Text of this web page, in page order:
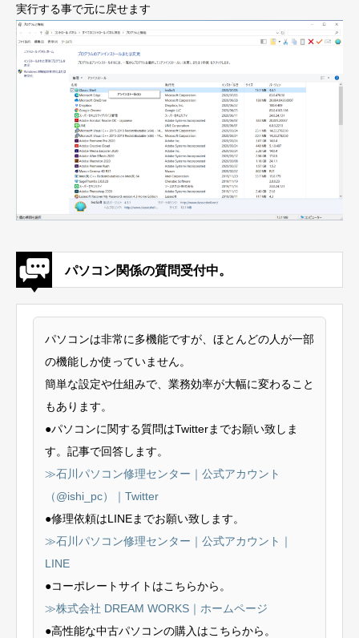
実行する事で元に戻せます
パソコン関係の質問受付中。
パソコンは非常に多機能ですが、ほとんどの人が一部
の機能しか使っていません。
簡単な設定や仕組みで、業務効率が大幅に変わること
もあります。
●パソコンに関する質問はTwitterまでお願い致しま
す。記事で回答します。
≫石川パソコン修理センター｜公式アカウント
（@ishi_pc）｜Twitter
●修理依頼はLINEまでお願い致します。
≫石川パソコン修理センター｜公式アカウント｜
LINE
●コーポレートサイトはこちらから。
≫株式会社 DREAM WORKS｜ホームページ
●高性能な中古パソコンの購入はこちらから。